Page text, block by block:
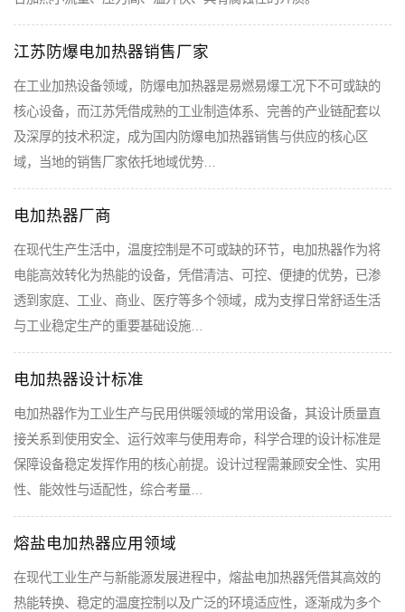
江苏防爆电加热器销售厂家
在工业加热设备领域，防爆电加热器是易燃易爆工况下不可或缺的
核心设备，而江苏凭借成熟的工业制造体系、完善的产业链配套以
及深厚的技术积淀，成为国内防爆电加热器销售与供应的核心区
域，当地的销售厂家依托地域优势…
电加热器厂商
在现代生产生活中，温度控制是不可或缺的环节，电加热器作为将
电能高效转化为热能的设备，凭借清洁、可控、便捷的优势，已渗
透到家庭、工业、商业、医疗等多个领域，成为支撑日常舒适生活
与工业稳定生产的重要基础设施…
电加热器设计标准
电加热器作为工业生产与民用供暖领域的常用设备，其设计质量直
接关系到使用安全、运行效率与使用寿命，科学合理的设计标准是
保障设备稳定发挥作用的核心前提。设计过程需兼顾安全性、实用
性、能效性与适配性，综合考量…
熔盐电加热器应用领域
在现代工业生产与新能源发展进程中，熔盐电加热器凭借其高效的
热能转换、稳定的温度控制以及广泛的环境适应性，逐渐成为多个